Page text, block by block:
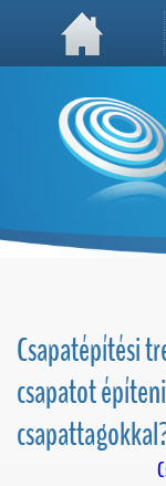
A weboldal használatával Ön elfogadja,
Csapatépítési
csapatot